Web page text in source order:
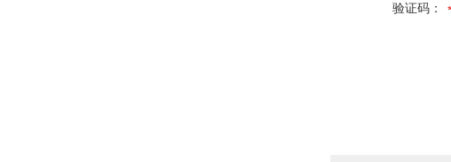
验证码：